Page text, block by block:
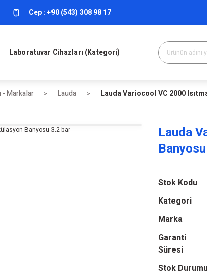
Cep :+90 (543) 308 98 17
Laboratuvar Cihazları (Kategori)
- Markalar Lauda Lauda Variocool VC 2000
Lauda
Stok Kodu
Kategori
Marka
Garanti
Süresi
Stok